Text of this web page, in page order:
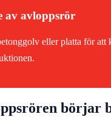
av avloppsrör
eller platta för
börjar